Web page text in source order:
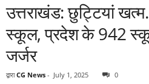
उत्तराखंड: छुट्टियां
स्कूल, प्रदेश के 942
जर्जर
द्वारा CG News - July 1, 2025 0